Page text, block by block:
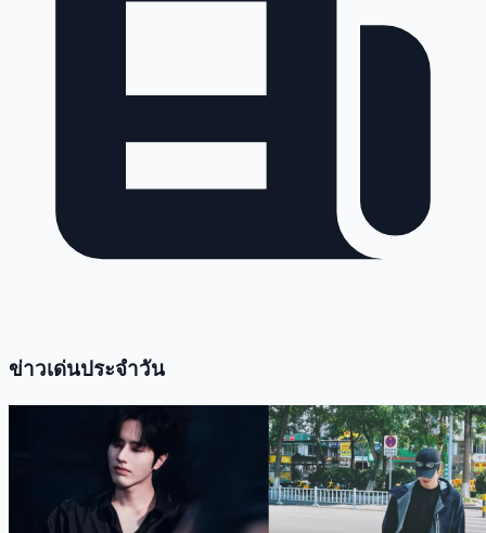
ข่าวเด่นประจำวัน